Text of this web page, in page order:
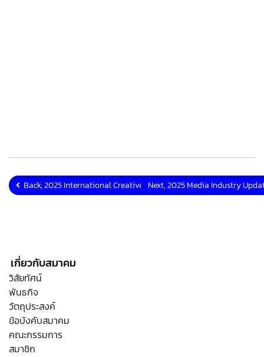
Back, 2025 International Creative Content CreatorsNext, 2025 Media Industry
เกี่ยวกับสมาคม
วิสัยทัศน์
พันธกิจ
วัตถุประสงค์
ข้อบังคับสมาคม
คณะกรรมการ
สมาชิก